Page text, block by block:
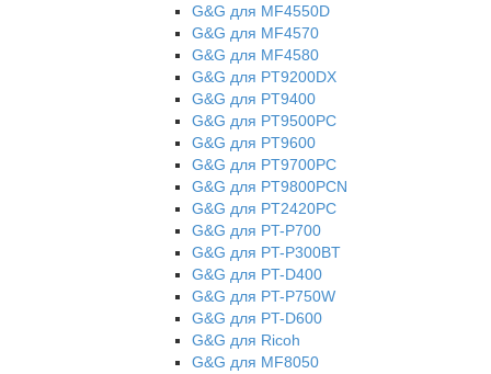
G&G для MF4550D
G&G для MF4570
G&G для MF4580
G&G для PT9200DX
G&G для PT9400
G&G для PT9500PC
G&G для PT9600
G&G для PT9700PC
G&G для PT9800PCN
G&G для PT2420PC
G&G для PT-P700
G&G для PT-P300BT
G&G для PT-D400
G&G для PT-P750W
G&G для PT-D600
G&G для Ricoh
G&G для MF8050